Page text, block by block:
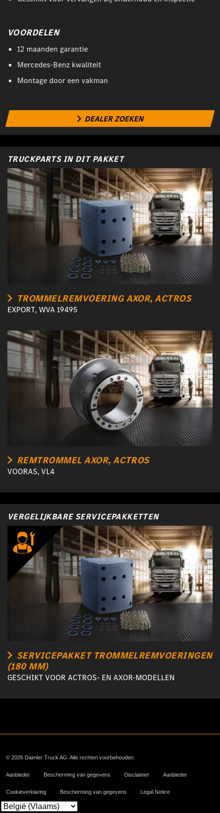
VOORDELEN
12 maanden garantie
Mercedes-Benz kwaliteit
Montage door een vakman
DEALER ZOEKEN
TRUCKPARTS IN DIT PAKKET
TROMMELREMVOERING AXOR, ACTROS
EXPORT, WVA 19495
REMTROMMEL AXOR, ACTROS
VOORAS, VL4
VERGELIJKBARE SERVICEPAKKETTEN
SERVICEPAKKET TROMMELREMVOERINGEN
(180 MM)
GESCHIKT VOOR ACTROS- EN AXOR-MODELLEN
© 2026 Daimler Truck AG. Alle rechten voorbehouden.
Aanbieder Bescherming van gegevens Disclaimer Aanbieder
Cookieverklaring Bescherming van gegevens Legal Notice